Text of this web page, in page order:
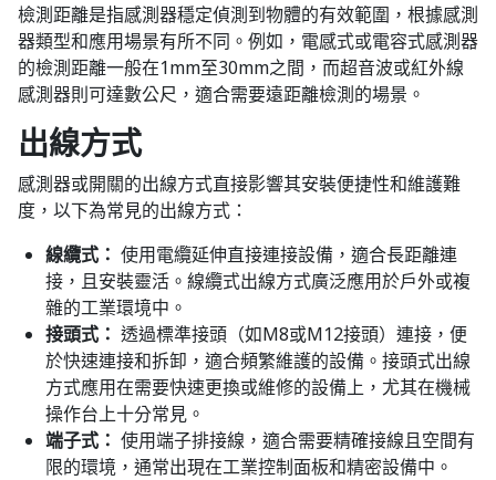
檢測距離是指感測器穩定偵測到物體的有效範圍，根據感測
器類型和應用場景有所不同。例如，電感式或電容式感測器
的檢測距離一般在1mm至30mm之間，而超音波或紅外線
感測器則可達數公尺，適合需要遠距離檢測的場景。
出線方式
感測器或開關的出線方式直接影響其安裝便捷性和維護難
度，以下為常見的出線方式：
線纜式： 使用電纜延伸直接連接設備，適合長距離連
接，且安裝靈活。線纜式出線方式廣泛應用於戶外或複
雜的工業環境中。
接頭式： 透過標準接頭（如M8或M12接頭）連接，便
於快速連接和拆卸，適合頻繁維護的設備。接頭式出線
方式應用在需要快速更換或維修的設備上，尤其在機械
操作台上十分常見。
端子式： 使用端子排接線，適合需要精確接線且空間有
限的環境，通常出現在工業控制面板和精密設備中。